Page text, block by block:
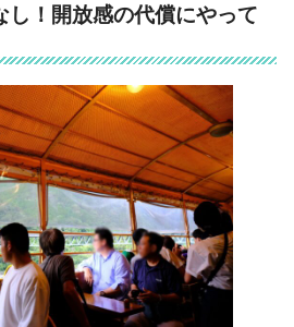
し！開放感の代償にやって